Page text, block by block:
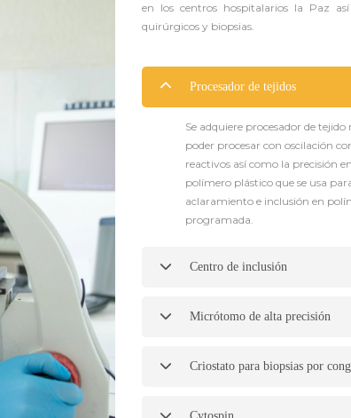
en los centros hospitalarios la Paz
quirúrgicos y biopsias.
Procesador de tejidos
Se adquiere procesador de
poder procesar con oscilación
reactivos así como la precisión
polímero plástico que se usa
aclaramiento e inclusión en
programada.
Centro de inclusión
Micrótomo de alta precisión
Criostato para biopsias por